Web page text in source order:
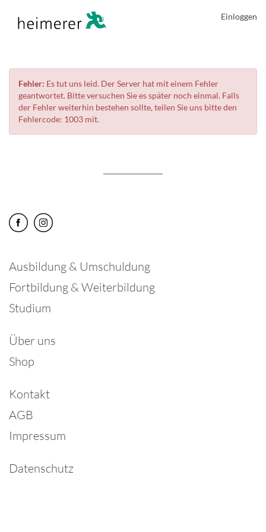
Einloggen
Fehler: Es tut uns leid. Der Server hat mit einem Fehler
geantwortet. Bitte versuchen Sie es später noch einmal. Falls
der Fehler weiterhin bestehen sollte, teilen Sie uns bitte den
Fehlercode: 1003 mit.
Ausbildung & Umschuldung
Fortbildung & Weiterbildung
Studium
Über uns
Shop
Kontakt
AGB
Impressum
Datenschutz